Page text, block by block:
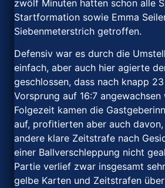
zwölf Minuten hatten schon alle
Startformation sowie Emma
Siebenmeterstrich getroffen.
Defensiv war es durch die
einfach, aber auch hier agierte
geschlossen, dass nach knapp
Vorsprung auf 16:7 angewachsen
Folgezeit kamen die
auf, profitierten aber auch
andere klare Zeitstrafe nach
einer Ballverschleppung nicht
Partie verlief zwar insgesamt
gelbe Karten und Zeitstrafen